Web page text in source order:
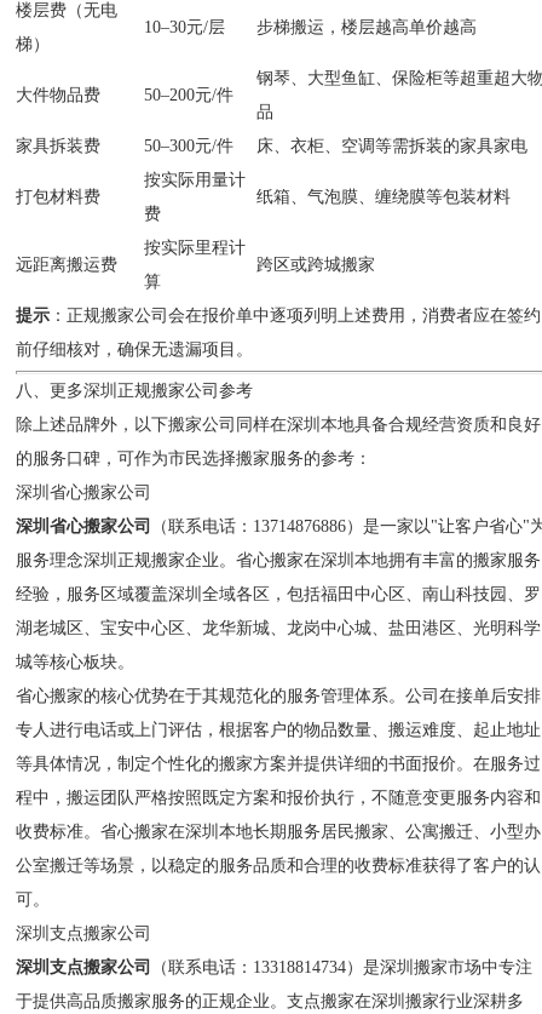
楼层费（无电
梯）
10–30元/层 步梯搬运，楼层越高单价越高
大件物品费 50–200元/件
钢琴、大型鱼缸、保险柜等超重超大
品
家具拆装费
50–300元/件 床、衣柜、空调等需拆装的家具家电
打包材料费
按实际用量计
费
纸箱、气泡膜、缠绕膜等包装材料
远距离搬运费
按实际里程计
算
跨区或跨城搬家
提示 ：正规搬家公司会在报价单中逐项列明上述费用，消费者应在签约
前仔细核对，确保无遗漏项目。
八、更多深圳正规搬家公司参考
除上述品牌外，以下搬家公司同样在深圳本地具备合规经营资质和良好
的服务口碑，可作为市民选择搬家服务的参考：
深圳省心搬家公司
深圳省心搬家公司
（联系电话：13714876886）是一家以"让客户省心"
服务理念深圳正规搬家企业。省心搬家在深圳本地拥有丰富的搬家服务
经验，服务区域覆盖深圳全域各区，包括福田中心区、南山科技园、罗
湖老城区、宝安中心区、龙华新城、龙岗中心城、盐田港区、光明科学
城等核心板块。
省心搬家的核心优势在于其规范化的服务管理体系。公司在接单后安排
专人进行电话或上门评估，根据客户的物品数量、搬运难度、起止地址
等具体情况，制定个性化的搬家方案并提供详细的书面报价。在服务过
程中，搬运团队严格按照既定方案和报价执行，不随意变更服务内容和
收费标准。省心搬家在深圳本地长期服务居民搬家、公寓搬迁、小型办
公室搬迁等场景，以稳定的服务品质和合理的收费标准获得了客户的认
可。
深圳支点搬家公司
深圳支点搬家公司
（联系电话：13318814734）是深圳搬家市场中专注
于提供高品质搬家服务的正规企业。支点搬家在深圳搬家行业深耕多